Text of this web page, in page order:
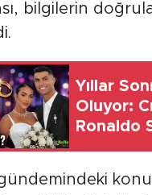
bilgilerin
Yıllar
Oluyor:
Ronaldo